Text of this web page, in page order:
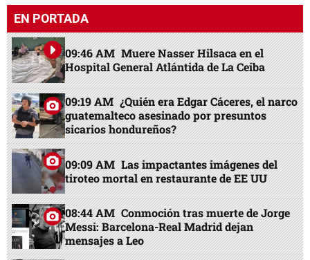
EN PORTADA
09:46 AM Muere Nasser Hilsaca en el
Hospital General Atlántida de La Ceiba
09:19 AM ¿Quién era Edgar Cáceres, el narco
guatemalteco asesinado por presuntos
sicarios hondureños?
09:09 AM Las impactantes imágenes del
tiroteo mortal en restaurante de EE UU
08:44 AM Conmoción tras muerte de Jorge
Messi: Barcelona-Real Madrid dejan
mensajes a Leo